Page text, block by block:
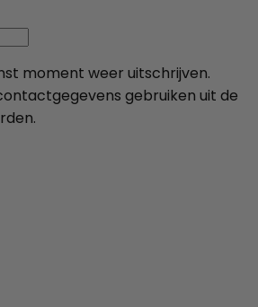
moment weer uitschrijven.
gebruiken uit de